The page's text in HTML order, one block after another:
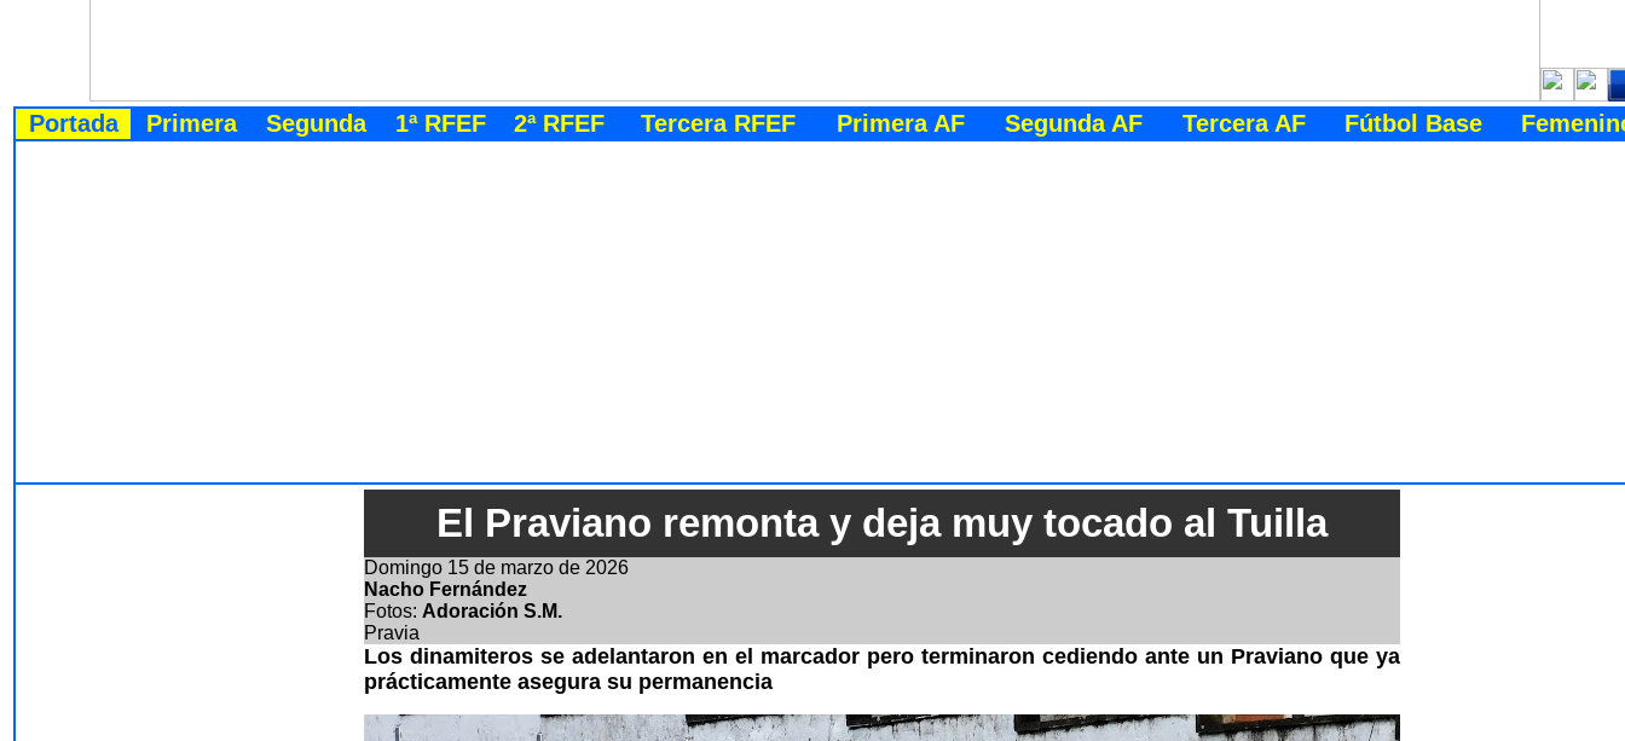
Portada Primera Segunda 1ª RFEF 2ª RFEF Tercera RFEF Primera AF Segunda AF Tercera AF Fútbol Base
El Praviano remonta y deja muy tocado al Tuilla
Domingo 15 de marzo de 2026
Nacho Fernández
Fotos: Adoración S.M.
Pravia
Los dinamiteros se adelantaron en el marcador pero terminaron cediendo ante un Praviano que ya
prácticamente asegura su permanencia